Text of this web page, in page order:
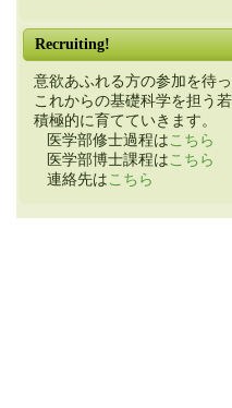
Recruiting!
意欲あふれる方の参加を待っ
これからの基礎科学を担う
積極的に育てていきます。
医学部修士過程は こちら
医学部博士課程は こちら
連絡先は こちら